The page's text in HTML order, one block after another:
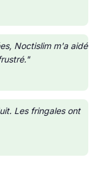
Noctislim m'a aidé
Les fringales ont